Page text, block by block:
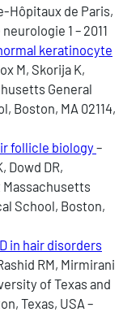
Hôpitaux de Paris,
1 – 2011
keratinocyte
M, Skorija K,
General
Boston, MA 02114,
follicle biology–
Dowd DR,
School, Boston,
in hair disorders
RM, Mirmirani
of Texas and
Texas, USA –